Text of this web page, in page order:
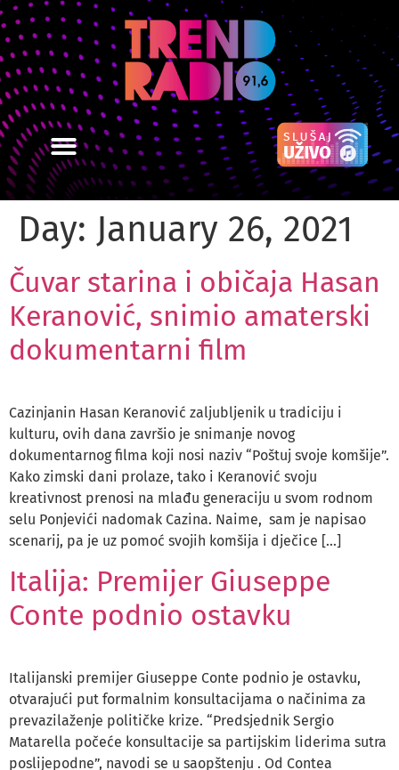
Day: January 26, 2021
Čuvar starina i običaja Hasan
Keranović, snimio amaterski
dokumentarni film
Cazinjanin Hasan Keranović zaljubljenik u tradiciju i
kulturu, ovih dana završio je snimanje novog
dokumentarnog filma koji nosi naziv “Poštuj svoje komšije”.
Kako zimski dani prolaze, tako i Keranović svoju
kreativnost prenosi na mlađu generaciju u svom rodnom
selu Ponjevići nadomak Cazina. Naime, sam je napisao
scenarij, pa je uz pomoć svojih komšija i dječice […]
Italija: Premijer Giuseppe
Conte podnio ostavku
Italijanski premijer Giuseppe Conte podnio je ostavku,
otvarajući put formalnim konsultacijama o načinima za
prevazilaženje političke krize. “Predsjednik Sergio
Matarella počeće konsultacije sa partijskim liderima sutra
poslijepodne”, navodi se u saopštenju . Od Contea